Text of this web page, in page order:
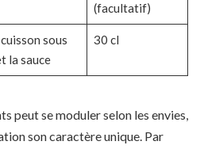
(facultatif)
sous
la sauce
30 cl
peut se moduler selon les envies,
son caractère unique. Par